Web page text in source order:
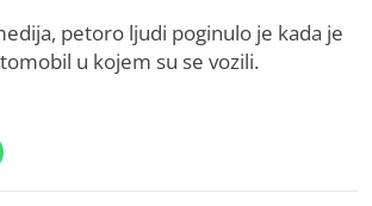
petoro ljudi poginulo je kada je
u kojem su se vozili.